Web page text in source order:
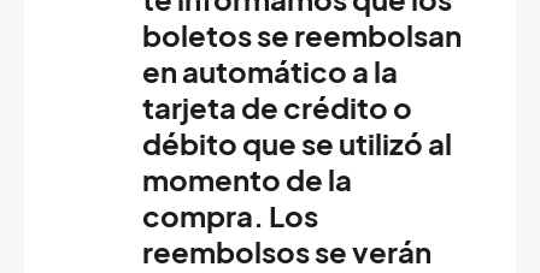
boletos se reembolsan
en automático a la
tarjeta de crédito o
débito que se utilizó al
momento de la
compra. Los
reembolsos se verán